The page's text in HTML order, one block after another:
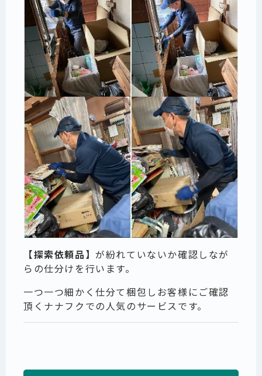
【探索依頼品】が紛れていないか確認しなが
らの仕分けを行います。
一つ一つ細かく仕分て梱包しお客様にご確認
頂くナナフクでの人気のサービスです。